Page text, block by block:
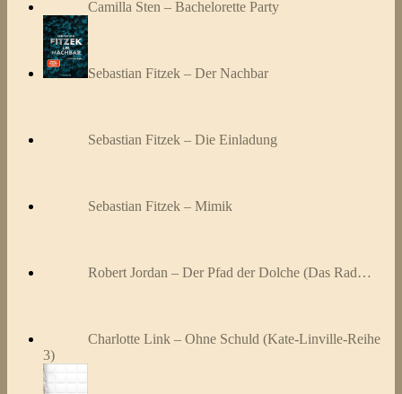
Camilla Sten – Bachelorette Party
Sebastian Fitzek – Der Nachbar
Sebastian Fitzek – Die Einladung
Sebastian Fitzek – Mimik
Robert Jordan – Der Pfad der Dolche (Das Rad…
Charlotte Link – Ohne Schuld (Kate-Linville-Reihe
3)